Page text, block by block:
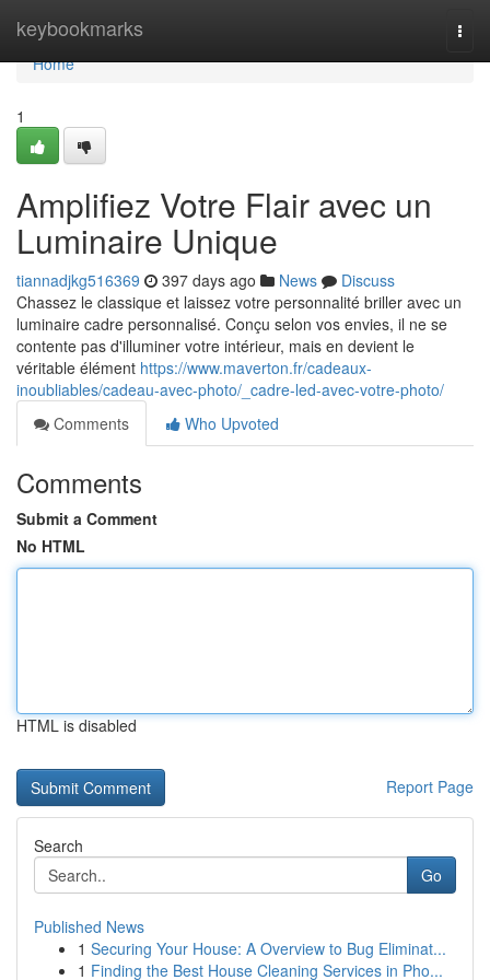
keybookmarks
Home
Home
1
Amplifiez Votre Flair avec un
Luminaire Unique
tiannadjkg516369 397 days ago News
Discuss
Chassez le classique et laissez votre personnalité briller avec un
luminaire cadre personnalisé. Conçu selon vos envies, il ne se
contente pas d'illuminer votre intérieur, mais en devient le
véritable élément https://www.maverton.fr/cadeaux-
inoubliables/cadeau-avec-photo/_cadre-led-avec-votre-photo/
Comments
Who Upvoted
Comments
Submit a Comment
No HTML
HTML is disabled
Report Page
Search
Go
Published News
1 Securing Your House: A Overview to Bug Eliminat...
1 Finding the Best House Cleaning Services in Pho...